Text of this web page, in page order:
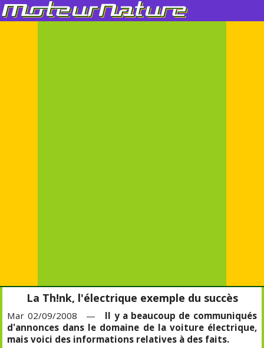
La Th!nk, l'électrique exemple du succès
Mar 02/09/2008 — Il y a beaucoup de communiqués
d'annonces dans le domaine de la voiture électrique,
mais voici des informations relatives à des faits.